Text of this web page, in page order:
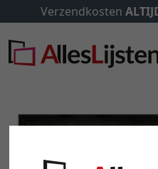
meer informatie